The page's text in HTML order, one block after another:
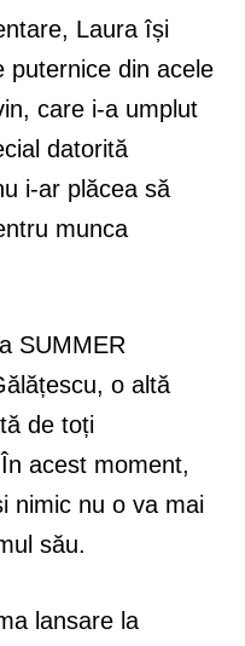
Laura își
puternice din acele
care i-a umplut
datorită
i-ar plăcea să
munca
SUMMER
o altă
de toți
acest moment,
nimic nu o va mai
său.
lansare la